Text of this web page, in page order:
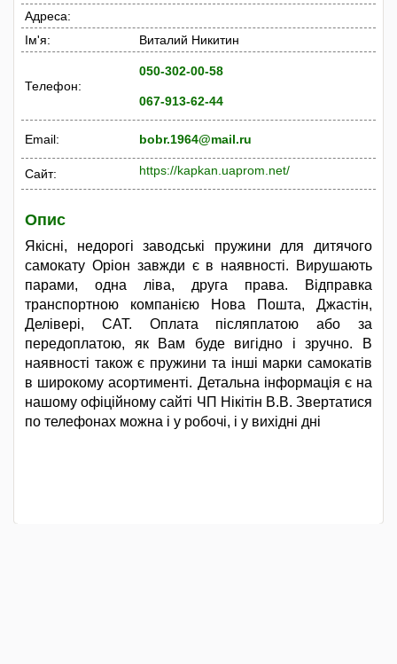
Адреса:
Ім'я:
Виталий Никитин
Телефон:
050-302-00-58
067-913-62-44
Email: bobr.1964@mail.ru
Сайт: https://kapkan.uaprom.net/
Опис
Якісні, недорогі заводські пружини для дитячого
самокату Оріон завжди є в наявності. Вирушають
парами, одна ліва, друга права. Відправка
транспортною компанією Нова Пошта, Джастін,
Делівері, САТ. Оплата післяплатою або за
передоплатою, як Вам буде вигідно і зручно. В
наявності також є пружини та інші марки самокатів
в широкому асортименті. Детальна інформація є на
нашому офіційному сайті ЧП Нікітін В.В. Звертатися
по телефонах можна і у робочі, і у вихідні дні